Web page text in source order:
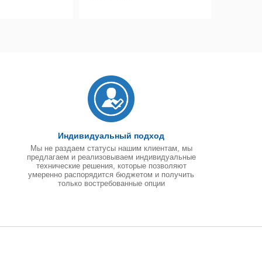
Индивидуальный подход
Мы не раздаем статусы нашим клиентам, мы
предлагаем и реализовываем индивидуальные
технические решения, которые позволяют
умеренно распорядится бюджетом и получить
только востребованные опции